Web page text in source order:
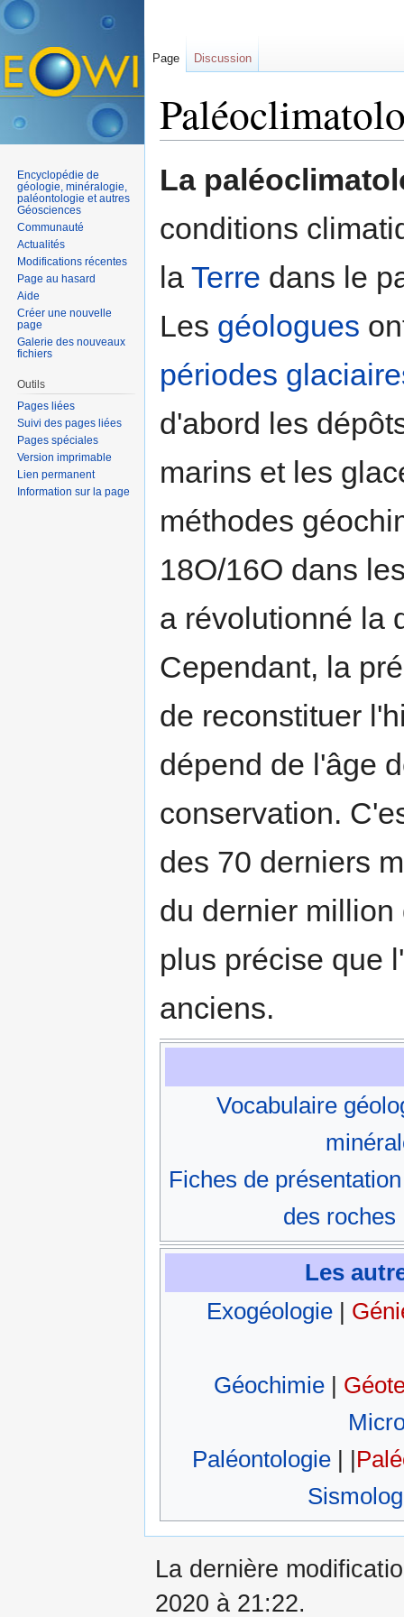
La
conditions
la Terre dans le
Les géologues
périodes
d'abord les
marins et les
méthodes
18O/16O dans
a révolutionné la
Cependant, la
de reconstituer
dépend de l'âge
conservation.
des 70 derniers
du dernier
plus précise que
anciens.
Vocabulaire
Fiches de
des roches
Les
Exogéologie |
Géochimie|
Paléontologie| |
Page Discussion
Encyclopédie de
géologie, minéralogie,
paléontologie et autres
Géosciences
Communauté
Actualités
Modifications récentes
Page au hasard
Aide
Créer une nouvelle
page
Galerie des nouveaux
fichiers
Outils
Pages liées
Suivi des pages liées
Pages spéciales
Version imprimable
Lien permanent
Information sur la page
La dernière
2020 à 21:22.